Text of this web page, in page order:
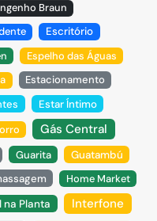
Braun
Escritório
Espelho das Águas
Estacionamento
Estar Íntimo
Gás Central
Guarita
Guatambú
Home Market
na Planta Interfone